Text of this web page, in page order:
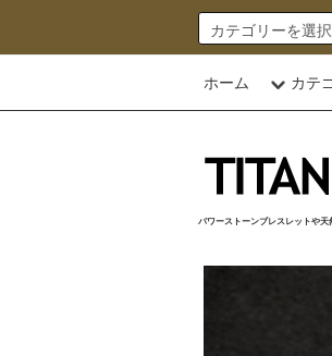
ホーム カテ
パワーストーンブレスレットや